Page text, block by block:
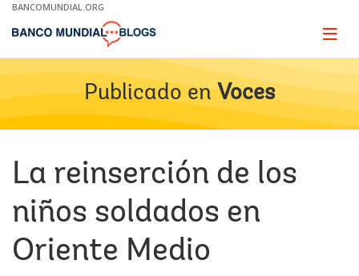
Skip
Main
BANCOMUNDIAL.ORG
Page
Publicado en Voces
La reinserción de los
niños soldados en
Oriente Medio